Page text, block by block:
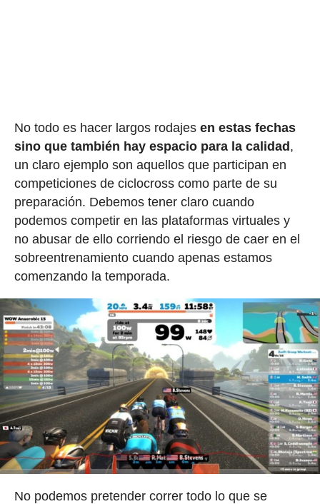
No todo es hacer largos rodajes en estas fechas
sino que también hay espacio para la calidad,
un claro ejemplo son aquellos que participan en
competiciones de ciclocross como parte de su
preparación. Debemos tener claro cuando
podemos competir en las plataformas virtuales y
no abusar de ello corriendo el riesgo de caer en el
sobreentrenamiento cuando apenas estamos
comenzando la temporada.
No podemos pretender correr todo lo que se